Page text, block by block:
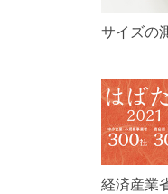
サイズの
経済産業